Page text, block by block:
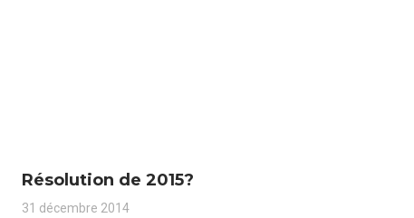
Résolution de 2015?
31 décembre 2014